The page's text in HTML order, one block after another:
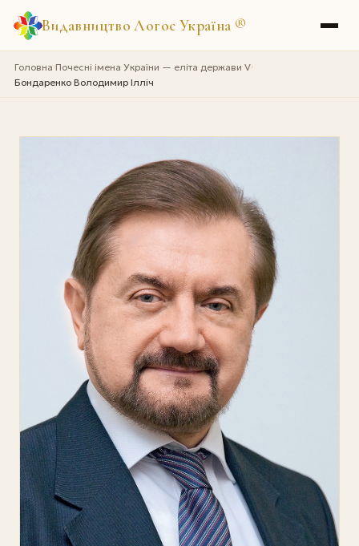
Видавництво Логос Україна ®
Головна›Почесні імена України — еліта держави V›
Бондаренко Володимир Ілліч